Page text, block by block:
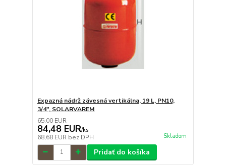
Expazná nádrž závesná vertikálna, 19 L, PN10,
3/4", SOLARVAREM
65,00 EUR
84,48 EUR/ks
68,68 EUR bez DPH Skladom
Pridať do košíka